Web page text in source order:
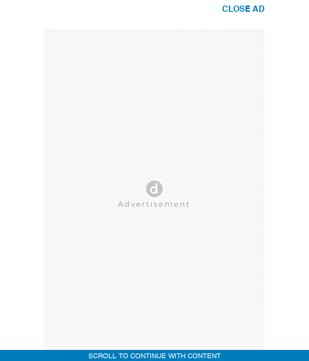
CLOSE AD
SCROLL TO CONTINUE WITH CONTENT